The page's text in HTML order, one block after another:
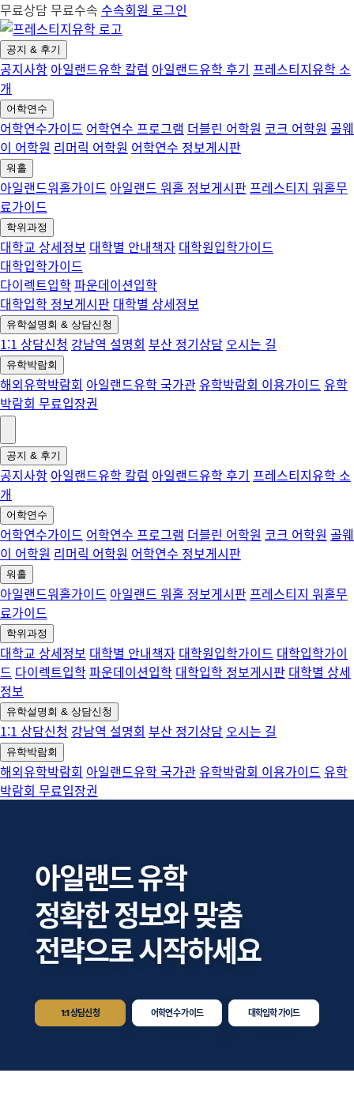
무료상담 무료수속 수속회원 로그인
공지 & 후기
공지사항 아일랜드유학 칼럼 아일랜드유학 후기 프레스티지유학 소
개
어학연수
어학연수가이드 어학연수 프로그램 더블린 어학원 코크 어학원 골웨
이 어학원 리머릭 어학원 어학연수 정보게시판
워홀
아일랜드워홀가이드 아일랜드 워홀 정보게시판 프레스티지 워홀무
료가이드
학위과정
대학교 상세정보 대학별 안내책자 대학원입학가이드
대학입학가이드
다이렉트입학파운데이션입학
대학입학 정보게시판 대학별 상세정보
유학설명회 & 상담신청
1:1 상담신청 강남역 설명회 부산 정기상담오시는 길
유학박람회
해외유학박람회 아일랜드유학 국가관 유학박람회 이용가이드 유학
박람회 무료입장권
공지 & 후기
공지사항 아일랜드유학 칼럼 아일랜드유학 후기 프레스티지유학 소
개
어학연수
어학연수가이드 어학연수 프로그램 더블린 어학원 코크 어학원 골웨
이 어학원 리머릭 어학원 어학연수 정보게시판
워홀
아일랜드워홀가이드 아일랜드 워홀 정보게시판 프레스티지 워홀무
료가이드
학위과정
대학교 상세정보 대학별 안내책자 대학원입학가이드 대학입학가이
드 다이렉트입학파운데이션입학 대학입학 정보게시판 대학별 상세
정보
유학설명회 & 상담신청
1:1 상담신청 강남역 설명회 부산 정기상담오시는 길
유학박람회
해외유학박람회 아일랜드유학 국가관 유학박람회 이용가이드 유학
박람회 무료입장권
아일랜드 유학
정확한 정보와맞춤
전략으로시작하세요
1:1 상담신청 어학연수 가이드 대학입학 가이드